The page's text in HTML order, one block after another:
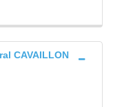
CAVAILLON